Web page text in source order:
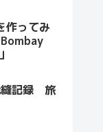
作ってみ
縫記録 旅